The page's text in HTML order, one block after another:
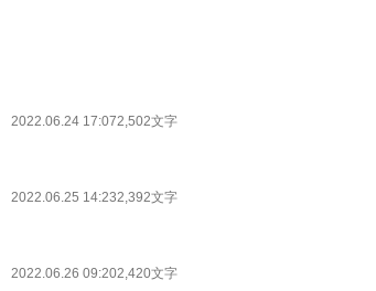
2022.06.24 17:072,502文字
2022.06.25 14:232,392文字
2022.06.26 09:202,420文字